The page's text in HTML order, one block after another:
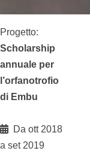
Progetto:
Scholarship
annuale per
l’orfanotrofio
di Embu
Da ott 2018
a set 2019